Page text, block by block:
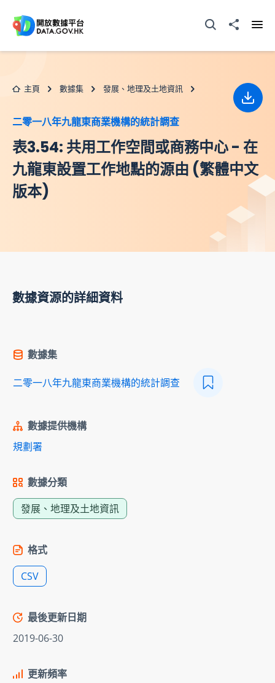
打開搜尋器分享至
主頁 數據集 發展、地理及土地資訊
二零一八年九龍東商業機構的統計調查
表3.54: 共用工作空間或商務中心 - 在
九龍東設置工作地點的源由 (繁體中文
版本)
下載
數據資源的詳細資料
數據集
二零一八年九龍東商業機構的統計調查
數據提供機構
規劃署
數據分類
發展、地理及土地資訊
格式
CSV
最後更新日期
2019-06-30
更新頻率